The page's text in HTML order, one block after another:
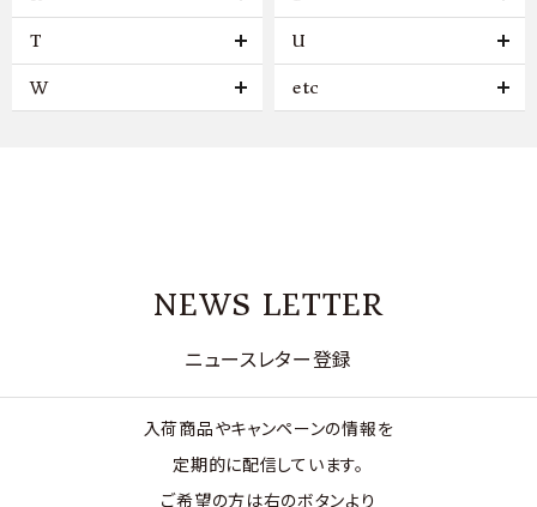
T U
W etc
NEWS LETTER
ニュースレター登録
入荷商品やキャンペーンの情報を
定期的に配信しています。
ご希望の方は右のボタンより